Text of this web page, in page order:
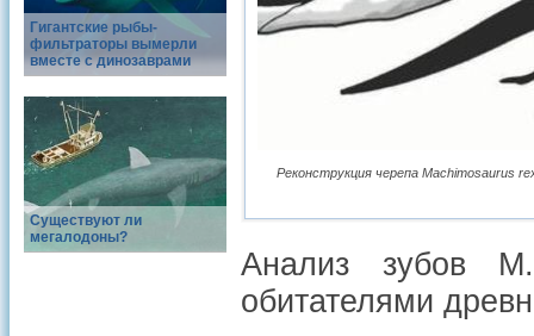
Гигантские рыбы-
фильтраторы вымерли
вместе с динозаврами
Существуют ли
мегалодоны?
Реконструкция черепа Machimosaurus
Анализ зубов
обитателями